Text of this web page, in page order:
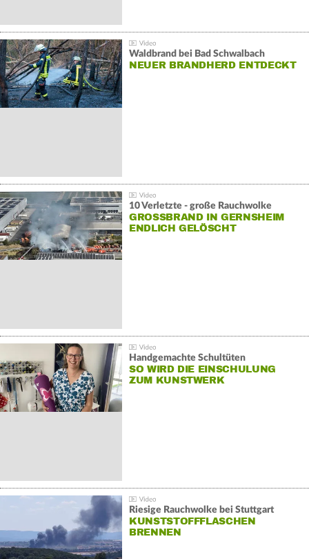
Waldbrand bei Bad Schwalbach
NEUER BRANDHERD ENTDECKT
10 Verletzte - große Rauchwolke
GROSSBRAND IN GERNSHEIM E
NDLICH GELÖSCHT
Handgemachte Schultüten
SO WIRD DIE EINSCHULUNG
ZUM KUNSTWERK
Riesige Rauchwolke bei Stuttgart
KUNSTSTOFFFLASCHEN
BRENNEN